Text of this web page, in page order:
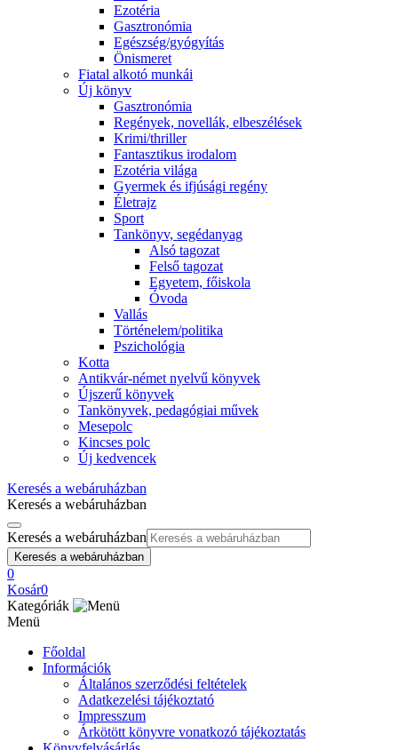
Ezotéria
Gasztronómia
Egészség/gyógyítás
Önismeret
Fiatal alkotó munkái
Új könyv
Gasztronómia
Regények, novellák, elbeszélések
Krimi/thriller
Fantasztikus irodalom
Ezotéria világa
Gyermek és ifjúsági regény
Életrajz
Sport
Tankönyv, segédanyag
Alsó tagozat
Felső tagozat
Egyetem, főiskola
Óvoda
Vallás
Történelem/politika
Pszichológia
Kotta
Antikvár-német nyelvű könyvek
Újszerű könyvek
Tankönyvek, pedagógiai művek
Mesepolc
Kincses polc
Új kedvencek
Keresés a webáruházban
Keresés a webáruházban
Keresés a webáruházban
Keresés a webáruházban
0
Kosár0
Kategóriák
Menü
Főoldal
Információk
Általános szerződési feltételek
Adatkezelési tájékoztató
Impresszum
Árkötött könyvre vonatkozó tájékoztatás